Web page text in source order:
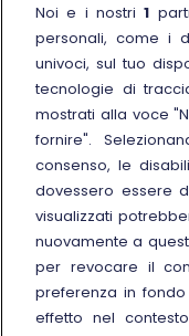
Noleggia un treno
Viaggi di gruppo
Seguici sui social
© Gruppo FS Italiane
Note legali
Noi e i nostri1
personali, come i
univoci, sul tuo
tecnologie di
mostrati alla voce
fornire".
consenso, le
dovessero essere
visualizzati
nuovamente a
per revocare il
preferenza in
effetto nel